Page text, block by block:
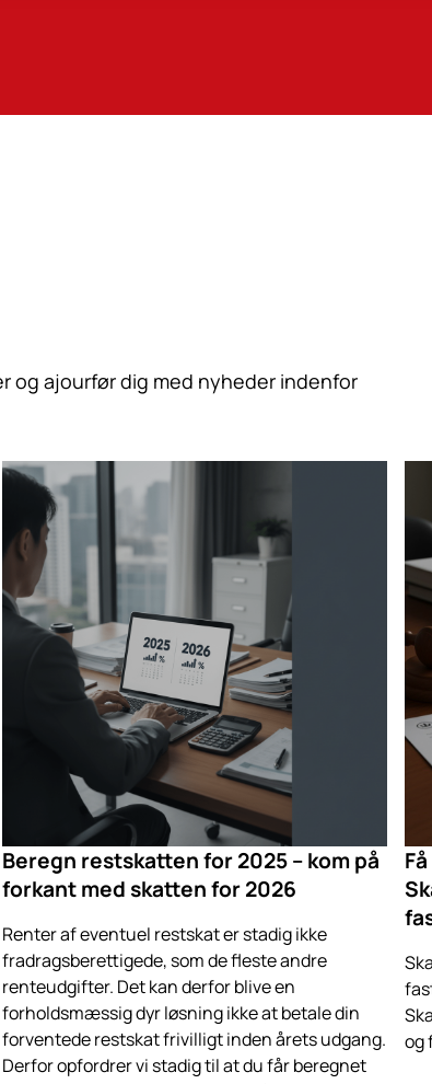
og ajourfør dig med nyheder indenfor
Beregn restskatten for 2025 – kom på
forkant med skatten for 2026
Renter af eventuel restskat er stadig ikke
fradragsberettigede, som de fleste andre
renteudgifter. Det kan derfor blive en
forholdsmæssig dyr løsning ikke at betale din
forventede restskat frivilligt inden årets udgang.
Derfor opfordrer vi stadig til at du får beregnet
og